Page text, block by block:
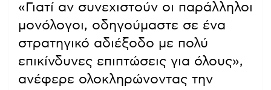
«Γιατί αν συνεχιστούν οι παράλληλοι
μονόλογοι, οδηγούμαστε σε ένα
στρατηγικό αδιέξοδο με πολύ
επικίνδυνες επιπτώσεις για όλους»,
ανέφερε ολοκληρώνοντας την